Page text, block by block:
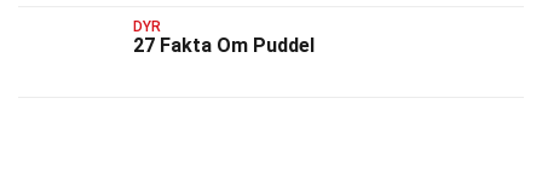
DYR
27 Fakta Om Puddel